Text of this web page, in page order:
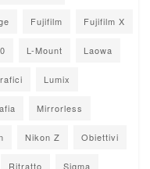
Fujifilm Fujifilm X
L-Mount Laowa
Lumix
Mirrorless
Nikon Z Obiettivi
Ritratto Sigma